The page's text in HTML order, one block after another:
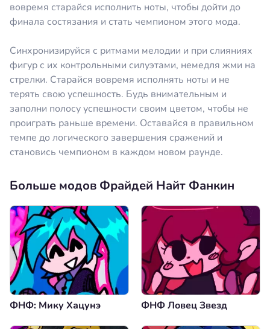
вовремя старайся исполнить ноты, чтобы дойти до
финала состязания и стать чемпионом этого мода.
Синхронизируйся с ритмами мелодии и при слияниях
фигур с их контрольными силуэтами, немедля жми на
стрелки. Старайся вовремя исполнять ноты и не
терять свою успешность. Будь внимательным и
заполни полосу успешности своим цветом, чтобы не
проиграть раньше времени. Оставайся в правильном
темпе до логического завершения сражений и
становись чемпионом в каждом новом раунде.
Больше модов Фрайдей Найт Фанкин
ФНФ: Мику Хацунэ ФНФ Ловец Звезд